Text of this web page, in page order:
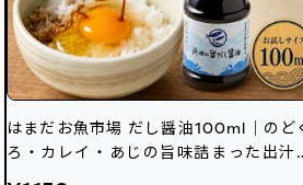
はまだお魚市場 だし醤油100ml｜のど
ろ・カレイ・あじの旨味詰まった出汁